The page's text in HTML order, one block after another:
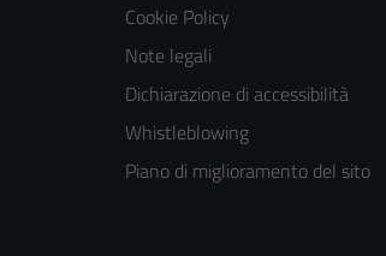
Cookie Policy
Note legali
Dichiarazione di accessibilità
Whistleblowing
Piano di miglioramento del sito
Tecnici